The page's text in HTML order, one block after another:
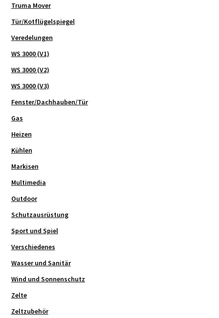
Truma Mover
Tür/Kotflügelspiegel
Veredelungen
WS 3000 (V1)
WS 3000 (V2)
WS 3000 (V3)
Fenster/Dachhauben/Tür
Gas
Heizen
Kühlen
Markisen
Multimedia
Outdoor
Schutzausrüstung
Sport und Spiel
Verschiedenes
Wasser und Sanitär
Wind und Sonnenschutz
Zelte
Zeltzubehör